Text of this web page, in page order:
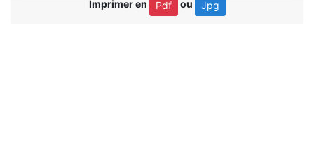
Imprimer en Pdf ou Jpg